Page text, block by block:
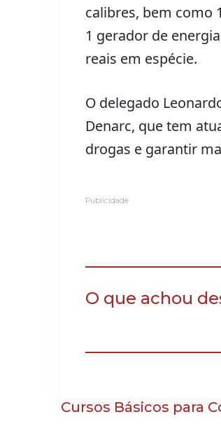
calibres, bem como
1 gerador de
reais em espécie.
O delegado
Denarc, que tem
drogas e garantir
Publicidade
O que achou
Cursos Básicos para